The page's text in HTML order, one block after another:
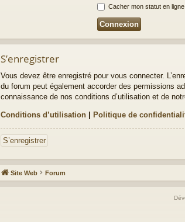
Cacher mon statut en
S’enregistrer
Vous devez être enregistré pour vous connecter.
du forum peut également accorder des permissions
connaissance de nos conditions d’utilisation et de
Conditions d’utilisation | Politique de
S’enregistrer
Site Web Forum